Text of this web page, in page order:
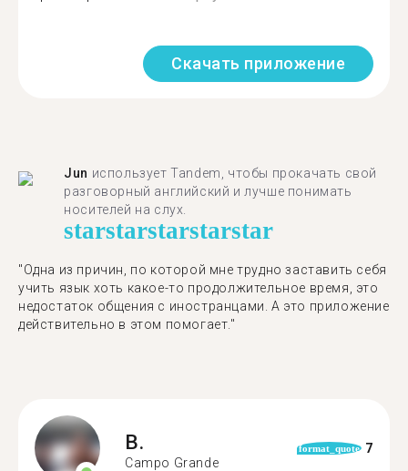
Скачать приложение
Jun использует Tandem, чтобы прокачать свой
разговорный английский и лучше понимать
носителей на слух.
starstarstarstarstar
"Одна из причин, по которой мне трудно заставить себя
учить язык хоть какое-то продолжительное время, это
недостаток общения с иностранцами. А это приложение
действительно в этом помогает."
B.
Campo Grande
format_quote 7